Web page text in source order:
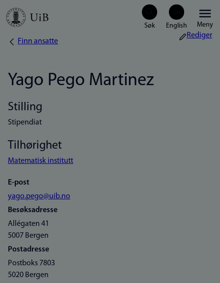
Hopp
Meny
Navigasjonssti
Finn ansatte
Rediger
Yago Pego Martinez
Stilling
Stipendiat
Tilhørighet
Matematisk institutt
E-post
yago.pego@uib.no
Besøksadresse
Allégaten 41
5007 Bergen
Postadresse
Postboks 7803
5020 Bergen